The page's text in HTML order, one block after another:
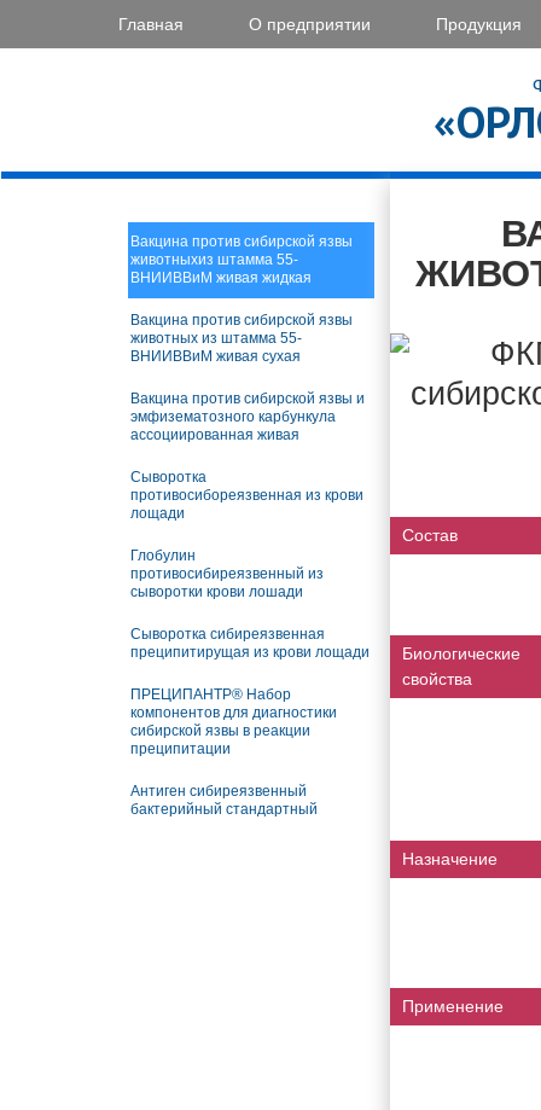
Главная О предприятии Продукция
Вакцина против сибирской язвы
животныхиз штамма 55-
ВНИИВВиМ живая жидкая
Вакцина против сибирской язвы
животных из штамма 55-
ВНИИВВиМ живая сухая
Вакцина против сибирской язвы и
эмфизематозного карбункула
ассоциированная живая
Сыворотка
противосибореязвенная из крови
лощади
Глобулин
противосибиреязвенный из
сыворотки крови лошади
Сыворотка сибиреязвенная
преципитирущая из крови лощади
ПРЕЦИПАНТР® Набор
компонентов для диагностики
сибирской язвы в реакции
преципитации
Антиген сибиреязвенный
бактерийный стандартный
Состав
Биологические
свойства
Назначение
Применение